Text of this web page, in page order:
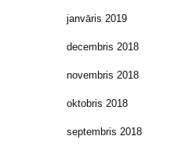
janvāris 2019
decembris 2018
novembris 2018
oktobris 2018
septembris 2018